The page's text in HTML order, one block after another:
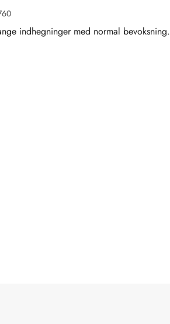
indhegninger med normal bevoksning.